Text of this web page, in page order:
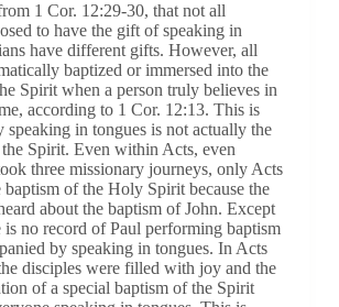
1 Cor. 12:29-30, that not all
to have the gift of speaking in
have different gifts. However, all
baptized or immersed into the
Spirit when a person truly believes in
according to 1 Cor. 12:13. This is
speaking in tongues is not actually the
Spirit. Even within Acts, even
three missionary journeys, only Acts
baptism of the Holy Spirit because the
about the baptism of John. Except
no record of Paul performing baptism
by speaking in tongues. In Acts
disciples were filled with joy and the
of a special baptism of the Spirit